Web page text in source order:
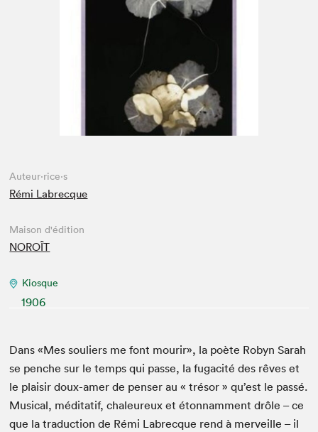
Auteur·rice·s
Rémi Labrecque
Maison d'édition
NOROÎT
Kiosque
1906
Dans «Mes souliers me font mourir», la poète Robyn Sarah
se penche sur le temps qui passe, la fugac­ité des rêves et
le plaisir doux-amer de penser au « tré­sor » qu’est le passé.
Musi­cal, médi­tatif, chaleureux et éton­nam­ment drôle – ce
que la tra­duc­tion de Rémi Labrecque rend à mer­veille – il